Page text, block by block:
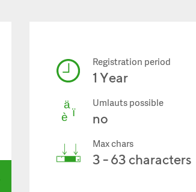
Registration period
1 Year
Umlauts possible
no
Max chars
3 - 63 characters